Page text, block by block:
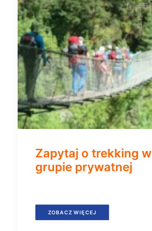
Zapytaj o trekking w
grupie prywatnej
ZOBACZ WIĘCEJ